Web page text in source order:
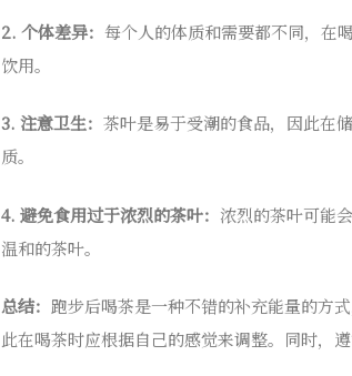
2. 个体差异： 每个人的体质和需要都不同，在
饮用。
3. 注意卫生： 茶叶是易于受潮的食品，因此在
质。
4. 避免食用过于浓烈的茶叶： 浓烈的茶叶可能
温和的茶叶。
总结： 跑步后喝茶是一种不错的补充能量的方
此在喝茶时应根据自己的感觉来调整。同时，